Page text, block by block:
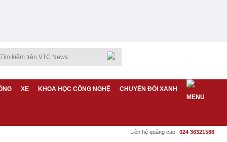
XE KHOA HỌC CÔNG NGHỆ CHUYỂN ĐỔI XANH
Liên hệ quảng cáo: 024 36321588